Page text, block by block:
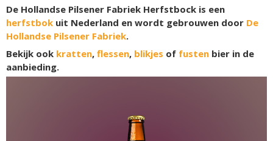
De Hollandse Pilsener Fabriek Herfstbock is een
herfstbok uit Nederland en wordt gebrouwen door De
Hollandse Pilsener Fabriek.
Bekijk ook kratten, flessen, blikjes of fusten bier in de
aanbieding.